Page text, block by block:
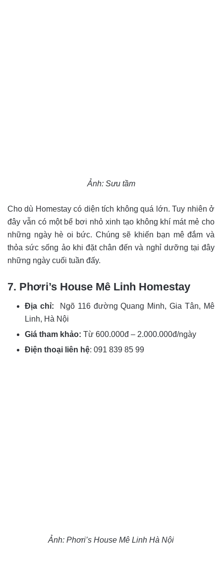
Ảnh: Sưu tầm
Cho dù Homestay có diện tích không quá lớn. Tuy nhiên ở
đây vẫn có một bể bơi nhỏ xinh tạo không khí mát mẻ cho
những ngày hè oi bức. Chúng sẽ khiến bạn mê đắm và
thỏa sức sống ảo khi đặt chân đến và nghỉ dưỡng tại đây
những ngày cuối tuần đấy.
7. Phơri’s House Mê Linh Homestay
Địa chỉ:
Ngõ 116 đường Quang Minh, Gia Tân, Mê
Linh, Hà Nội
Giá tham khảo: Từ 600.000đ – 2.000.000đ/ngày
Điện thoại liên hệ: 091 839 85 99
Ảnh: Phơri’s House Mê Linh Hà Nội